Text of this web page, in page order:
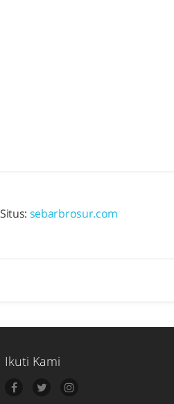
Situs: sebarbrosur.com
Ikuti Kami